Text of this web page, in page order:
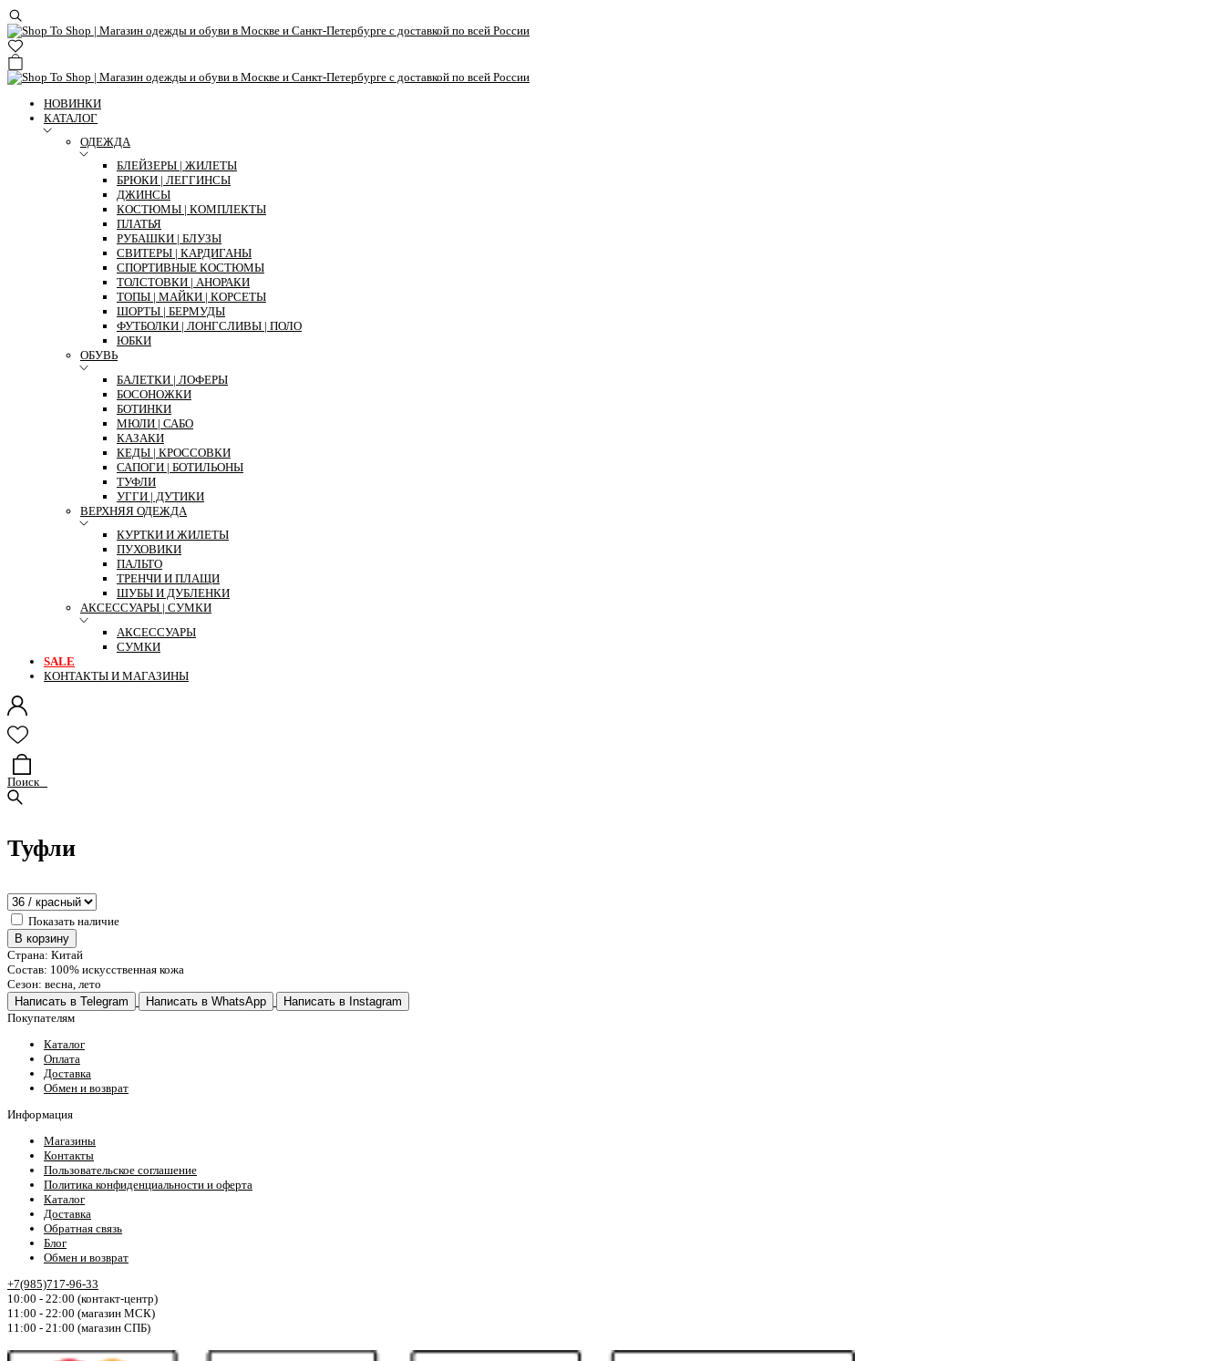
НОВИНКИ
КАТАЛОГ
ОДЕЖДА
БЛЕЙЗЕРЫ | ЖИЛЕТЫ
БРЮКИ | ЛЕГГИНСЫ
ДЖИНСЫ
КОСТЮМЫ | КОМПЛЕКТЫ
ПЛАТЬЯ
РУБАШКИ | БЛУЗЫ
СВИТЕРЫ | КАРДИГАНЫ
СПОРТИВНЫЕ КОСТЮМЫ
ТОЛСТОВКИ | АНОРАКИ
ТОПЫ | МАЙКИ | КОРСЕТЫ
ШОРТЫ | БЕРМУДЫ
ФУТБОЛКИ | ЛОНГСЛИВЫ | ПОЛО
ЮБКИ
ОБУВЬ
БАЛЕТКИ | ЛОФЕРЫ
БОСОНОЖКИ
БОТИНКИ
МЮЛИ | САБО
КАЗАКИ
КЕДЫ | КРОССОВКИ
САПОГИ | БОТИЛЬОНЫ
ТУФЛИ
УГГИ | ДУТИКИ
ВЕРХНЯЯ ОДЕЖДА
КУРТКИ И ЖИЛЕТЫ
ПУХОВИКИ
ПАЛЬТО
ТРЕНЧИ И ПЛАЩИ
ШУБЫ И ДУБЛЕНКИ
АКСЕССУАРЫ | СУМКИ
АКСЕССУАРЫ
СУМКИ
SALE
КОНТАКТЫ И МАГАЗИНЫ
Поиск
Туфли
Показать наличие
В корзину
Страна: Китай
Состав: 100% искусственная кожа
Сезон: весна, лето
Написать в Telegram
Написать в WhatsApp
Написать в Instagram
Покупателям
Каталог
Оплата
Доставка
Обмен и возврат
Информация
Магазины
Контакты
Пользовательское соглашение
Политика конфиденциальности и оферта
Каталог
Доставка
Обратная связь
Блог
Обмен и возврат
+7(985)717-96-33
10:00 - 22:00 (контакт-центр)
11:00 - 22:00 (магазин МСК)
11:00 - 21:00 (магазин СПБ)